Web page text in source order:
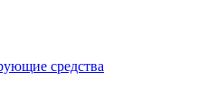
средства